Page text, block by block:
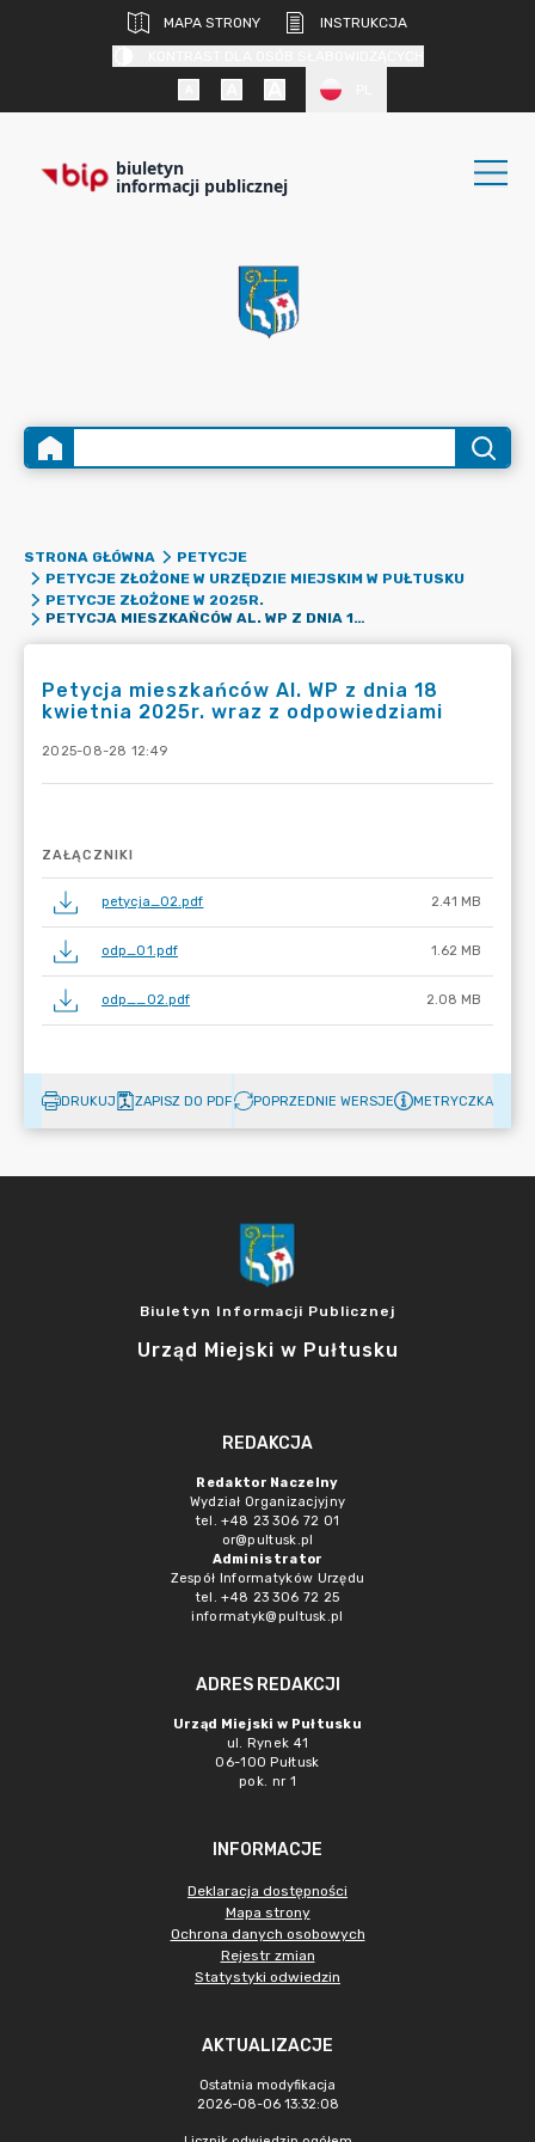
MAPA STRONY
INSTRUKCJA
biuletyn
informacji publicznej
STRONA GŁÓWNA
PETYCJE
PETYCJE ZŁOŻONE W URZĘDZIE MIEJSKIM W PUŁTUSKU
PETYCJE ZŁOŻONE W 2025R.
PETYCJA MIESZKAŃCÓW AL. WP Z DNIA 18 KWIETNIA 2025R. WRAZ Z ODPOWIEDZIAMI
Petycja mieszkańców Al. WP z dnia 18
kwietnia 2025r. wraz z odpowiedziami
2025-08-28 12:49
ZAŁĄCZNIKI
petycja_02.pdf 2.41 MB
odp_01.pdf 1.62 MB
odp__02.pdf 2.08 MB
DRUKUJ ZAPISZ DO PDF POPRZEDNIE WERSJE METRYCZKA
Biuletyn Informacji Publicznej
Urząd Miejski w Pułtusku
REDAKCJA
Redaktor Naczelny
Wydział Organizacjyjny
tel. +48 23 306 72 01
or@pultusk.pl
Administrator
Zespół Informatyków Urzędu
tel. +48 23 306 72 25
informatyk@pultusk.pl
ADRES REDAKCJI
Urząd Miejski w Pułtusku
ul. Rynek 41
06-100 Pułtusk
pok. nr 1
INFORMACJE
Deklaracja dostępności
Mapa strony
Ochrona danych osobowych
Rejestr zmian
Statystyki odwiedzin
AKTUALIZACJE
Ostatnia modyfikacja
2026-08-06 13:32:08